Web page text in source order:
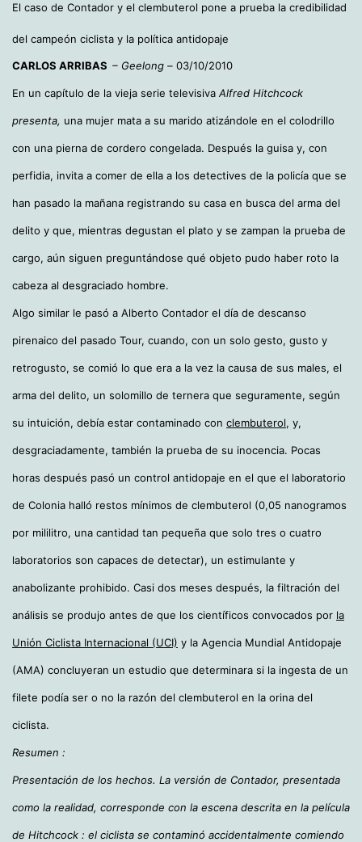
El caso de Contador y el clembuterol pone a prueba la credibilidad
del campeón ciclista y la política antidopaje
CARLOS ARRIBAS – Geelong – 03/10/2010
En un capítulo de la vieja serie televisiva Alfred Hitchcock
presenta, una mujer mata a su marido atizándole en el colodrillo
con una pierna de cordero congelada. Después la guisa y, con
perfidia, invita a comer de ella a los detectives de la policía que se
han pasado la mañana registrando su casa en busca del arma del
delito y que, mientras degustan el plato y se zampan la prueba de
cargo, aún siguen preguntándose qué objeto pudo haber roto la
cabeza al desgraciado hombre.
Algo similar le pasó a Alberto Contador el día de descanso
pirenaico del pasado Tour, cuando, con un solo gesto, gusto y
retrogusto, se comió lo que era a la vez la causa de sus males, el
arma del delito, un solomillo de ternera que seguramente, según
su intuición, debía estar contaminado con clembuterol, y,
desgraciadamente, también la prueba de su inocencia. Pocas
horas después pasó un control antidopaje en el que el laboratorio
de Colonia halló restos mínimos de clembuterol (0,05 nanogramos
por mililitro, una cantidad tan pequeña que solo tres o cuatro
laboratorios son capaces de detectar), un estimulante y
anabolizante prohibido. Casi dos meses después, la filtración del
análisis se produjo antes de que los científicos convocados por la
Unión Ciclista Internacional (UCI) y la Agencia Mundial Antidopaje
(AMA) concluyeran un estudio que determinara si la ingesta de un
filete podía ser o no la razón del clembuterol en la orina del
ciclista.
Resumen :
Presentación de los hechos. La versión de Contador, presentada
como la realidad, corresponde con la escena descrita en la película
de Hitchcock : el ciclista se contaminó accidentalmente comiendo